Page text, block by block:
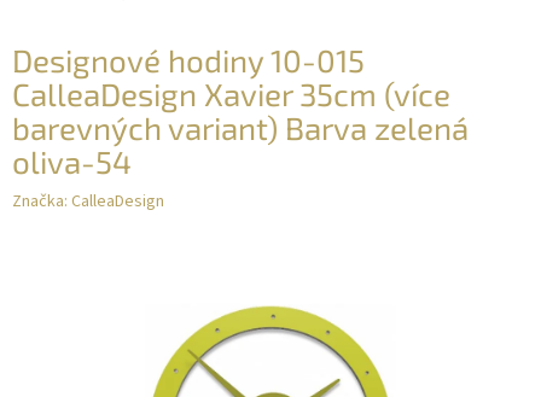
Designové hodiny 10-015
CalleaDesign Xavier 35cm (více
barevných variant) Barva zelená
oliva-54
Značka: CalleaDesign